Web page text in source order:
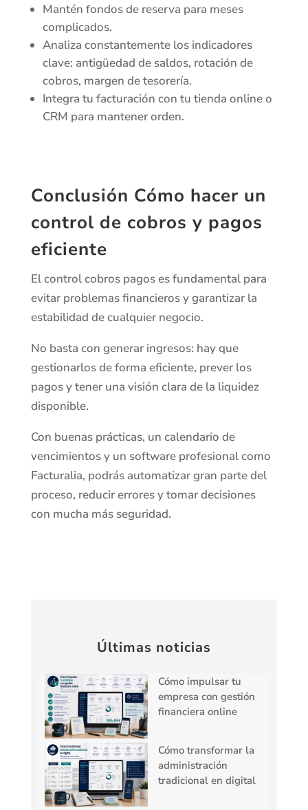
Mantén fondos de reserva para meses
complicados.
Analiza constantemente los indicadores
clave: antigüedad de saldos, rotación de
cobros, margen de tesorería.
Integra tu facturación con tu tienda online o
CRM para mantener orden.
Conclusión Cómo hacer un
control de cobros y pagos
eficiente
El control cobros pagos es fundamental para
evitar problemas financieros y garantizar la
estabilidad de cualquier negocio.
No basta con generar ingresos: hay que
gestionarlos de forma eficiente, prever los
pagos y tener una visión clara de la liquidez
disponible.
Con buenas prácticas, un calendario de
vencimientos y un software profesional como
Facturalia, podrás automatizar gran parte del
proceso, reducir errores y tomar decisiones
con mucha más seguridad.
Últimas noticias
Cómo impulsar tu
empresa con gestión
financiera online
Cómo transformar la
administración
tradicional en digital